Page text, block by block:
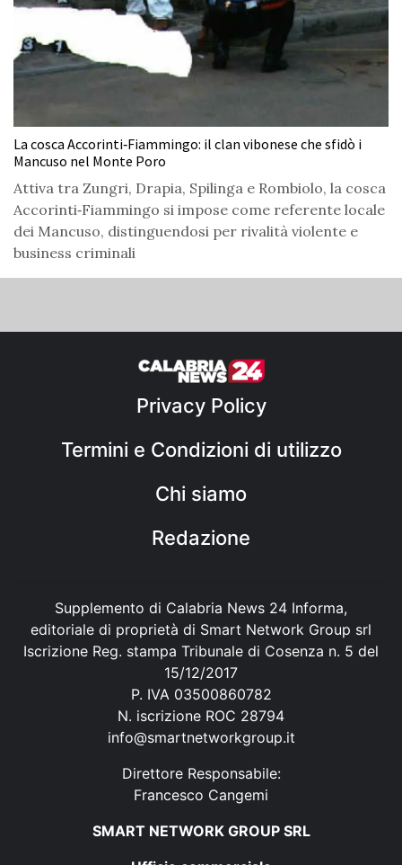
La cosca Accorinti‑Fiammingo: il clan vibonese che sfidò i
Mancuso nel Monte Poro
Attiva tra Zungri, Drapia, Spilinga e Rombiolo, la cosca
Accorinti‑Fiammingo si impose come referente locale
dei Mancuso, distinguendosi per rivalità violente e
business criminali
Privacy Policy
Termini e Condizioni di utilizzo
Chi siamo
Redazione
Supplemento di Calabria News 24 Informa,
editoriale di proprietà di Smart Network Group srl
Iscrizione Reg. stampa Tribunale di Cosenza n. 5 del
15/12/2017
P. IVA 03500860782
N. iscrizione ROC 28794
info@smartnetworkgroup.it
Direttore Responsabile:
Francesco Cangemi
SMART NETWORK GROUP SRL